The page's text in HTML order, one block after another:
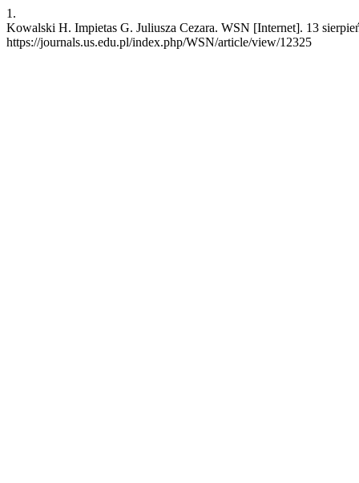
1.
Kowalski H. Impietas G. Juliusza Cezara. WSN [Internet]. 13
https://journals.us.edu.pl/index.php/WSN/article/view/12325